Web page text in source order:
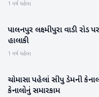
1 વર્ષ પહેલા
બનાસકાંઠા
પાલનપુર લક્ષ્મીપુરા વાડી રોડ
હાલાકી
1 વર્ષ પહેલા
બનાસકાંઠા
ચોમાસા પહેલાં સીપુ ડેમની
કેનાલોનું સમારકામ